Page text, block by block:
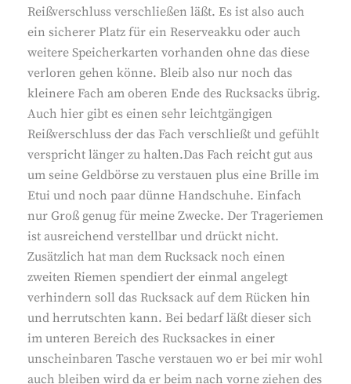
Reißverschluss verschließen läßt. Es ist also auch
ein sicherer Platz für ein Reserveakku oder auch
weitere Speicherkarten vorhanden ohne das diese
verloren gehen könne. Bleib also nur noch das
kleinere Fach am oberen Ende des Rucksacks übrig.
Auch hier gibt es einen sehr leichtgängigen
Reißverschluss der das Fach verschließt und gefühlt
verspricht länger zu halten.Das Fach reicht gut aus
um seine Geldbörse zu verstauen plus eine Brille im
Etui und noch paar dünne Handschuhe. Einfach
nur Groß genug für meine Zwecke. Der Trageriemen
ist ausreichend verstellbar und drückt nicht.
Zusätzlich hat man dem Rucksack noch einen
zweiten Riemen spendiert der einmal angelegt
verhindern soll das Rucksack auf dem Rücken hin
und herrutschten kann. Bei bedarf läßt dieser sich
im unteren Bereich des Rucksackes in einer
unscheinbaren Tasche verstauen wo er bei mir wohl
auch bleiben wird da er beim nach vorne ziehen des